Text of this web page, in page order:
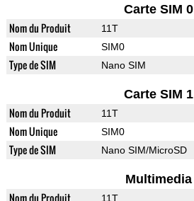
Carte SIM 0
Nom du Produit 11T
Nom Unique SIM0
Type de SIM Nano SIM
Carte SIM 1
Nom du Produit 11T
Nom Unique SIM0
Type de SIM Nano SIM/MicroSD
Multimedia
Nom du Produit 11T